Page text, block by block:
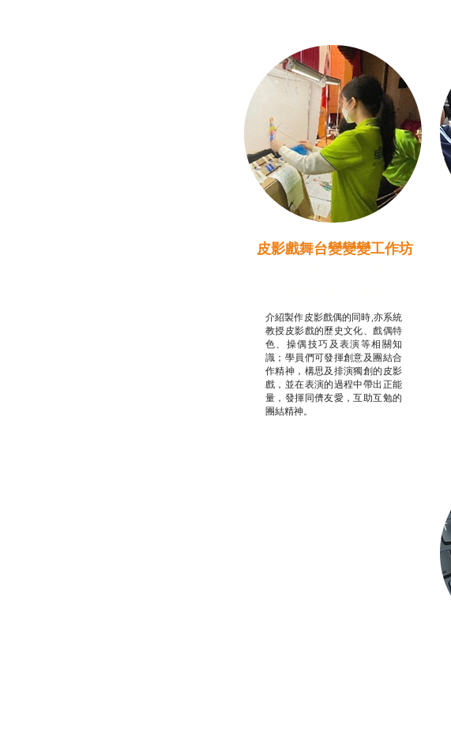
皮影戲舞台變變變工作坊
介紹製作皮影戲偶的同時,亦系統
教授皮影戲的歷史文化、戲偶特
色、操偶技巧及表演等相關知
識；學員們可發揮創意及團結合
作精神，構思及排演獨創的皮影
戲，並在表演的過程中帶出正能
量，發揮同儕友愛，互助互勉的
團結精神。